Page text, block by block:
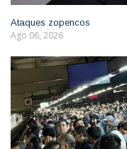
Ataques zopencos
Ago 06, 2026